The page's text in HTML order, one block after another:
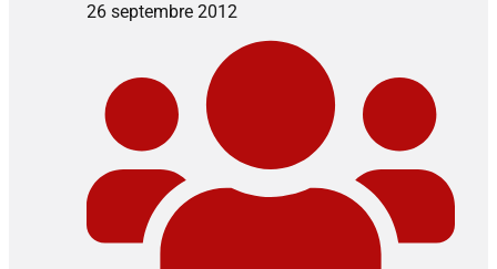
26 septembre 2012